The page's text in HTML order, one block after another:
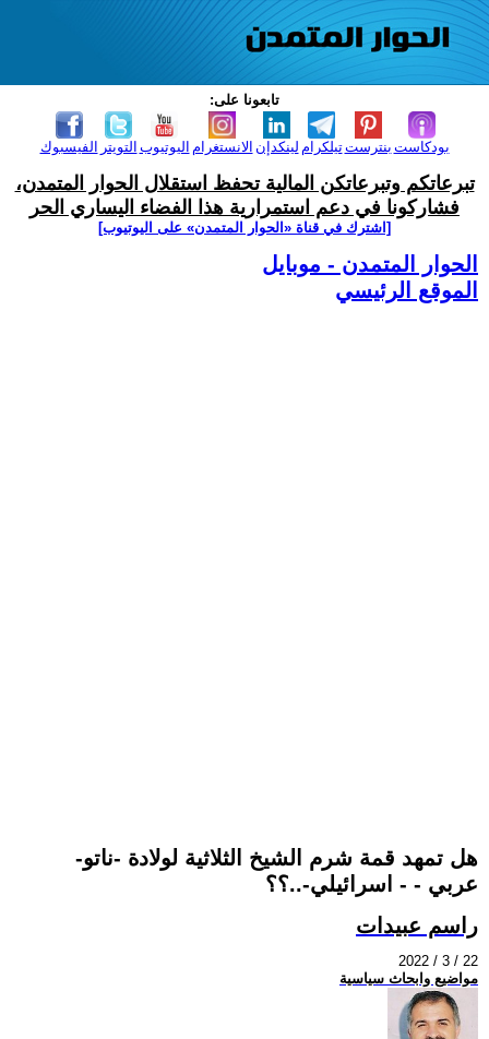
تابعونا على:
الفيسبوك التويتر اليوتيوب الانستغرام لينكدإن تيلكرامبنترست بودكاست
تبرعاتكم وتبرعاتكن المالية تحفظ استقلال الحوار المتمدن،
فشاركونا في دعم استمرارية هذا الفضاء اليساري الحر
[اشترك في قناة ‫«الحوار المتمدن» على اليوتيوب]
الحوار المتمدن - موبايل
الموقع الرئيسي
هل تمهد قمة شرم الشيخ الثلاثية لولادة -ناتو-
عربي - - اسرائيلي-..؟؟
راسم عبيدات
2022 / 3 / 22
مواضيع وابحاث سياسية